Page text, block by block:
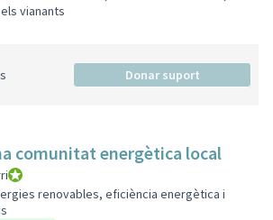
vianants
Donar suport
comunitat energètica local
Consell de Barri
renovables, eficiència energètica i